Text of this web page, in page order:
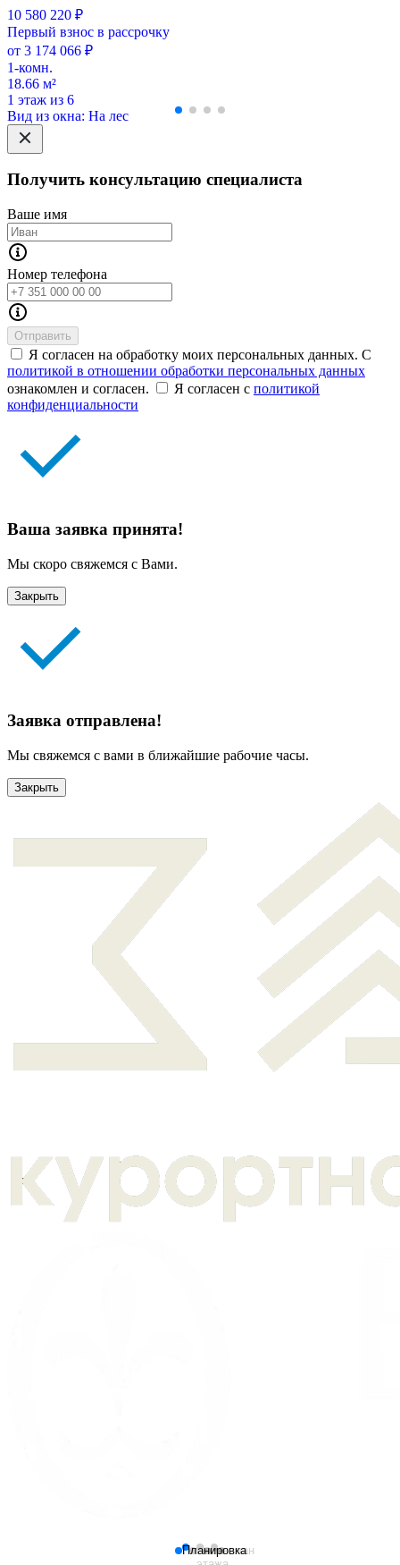
Планировка
ПланГенплан
10 580 220 ₽
Первый взнос в рассрочку
от 3 174 066 ₽
1-комн.
18.66 м²
1 этаж из 6
Вид из окна: На лес
Получить консультацию специалиста
Ваше имя
Номер телефона
Отправить
Я согласен на обработку моих персональных данных. С
политикой в отношении обработки персональных данных
ознакомлен и согласен.
Я согласен с политикой
конфиденциальности
Ваша заявка принята!
Мы скоро свяжемся с Вами.
Закрыть
Заявка отправлена!
Мы свяжемся с вами в ближайшие рабочие часы.
Закрыть